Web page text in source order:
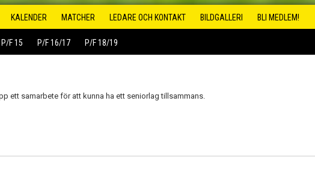
KALENDER MATCHER LEDARE OCH KONTAKT BILDGALLERI BLI MEDLEM!
P/F 15 P/F 16/17 P/F 18/19
ett samarbete för att kunna ha ett seniorlag tillsammans.